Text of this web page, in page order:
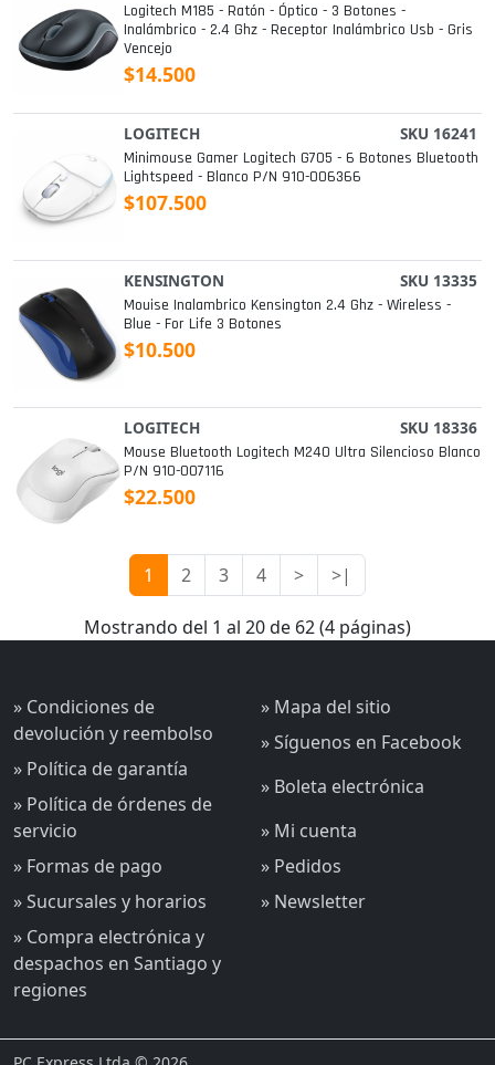
Logitech M185 - Ratón - Óptico - 3 Botones -
Inalámbrico - 2.4 Ghz - Receptor Inalámbrico Usb - Gris
Vencejo
$14.500
LOGITECH SKU 16241
Minimouse Gamer Logitech G705 - 6 Botones Bluetooth
Lightspeed - Blanco P/n 910-006366
$107.500
KENSINGTON SKU 13335
Mouise Inalambrico Kensington 2.4 Ghz - Wireless -
Blue - For Life 3 Botones
$10.500
LOGITECH SKU 18336
Mouse Bluetooth Logitech M240 Ultra Silencioso Blanco
P/n 910-007116
$22.500
1 2 3 4 > >|
Mostrando del 1 al 20 de 62 (4 páginas)
» Condiciones de
devolución y reembolso
» Política de garantía
» Política de órdenes de
servicio
» Formas de pago
» Sucursales y horarios
» Compra electrónica y
despachos en Santiago y
regiones
» Mapa del sitio
» Síguenos en Facebook
» Boleta electrónica
» Mi cuenta
» Pedidos
» Newsletter